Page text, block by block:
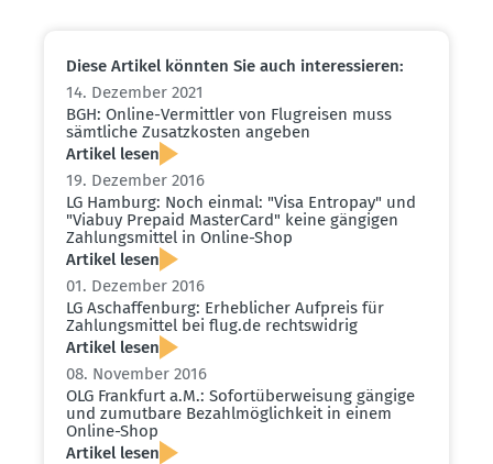
Diese Artikel könnten Sie auch inter­es­sieren:
14. Dezember 2021
BGH: Online-Vermittler von Flugreisen muss
sämtliche Zusatz­kosten angeben
Artikel lesen
19. Dezember 2016
LG Hamburg: Noch einmal: "Visa Entropay" und
"Viabuy Prepaid MasterCard" keine gängigen
Zahlungs­mittel in Online-Shop
Artikel lesen
01. Dezember 2016
LG Aschaf­fenburg: Erheb­licher Aufpreis für
Zahlungs­mittel bei flug.​de rechts­widrig
Artikel lesen
08. November 2016
OLG Frankfurt a.M.: Sofort­über­weisung gängige
und zumutbare Bezahl­mög­lichkeit in einem
Online-Shop
Artikel lesen